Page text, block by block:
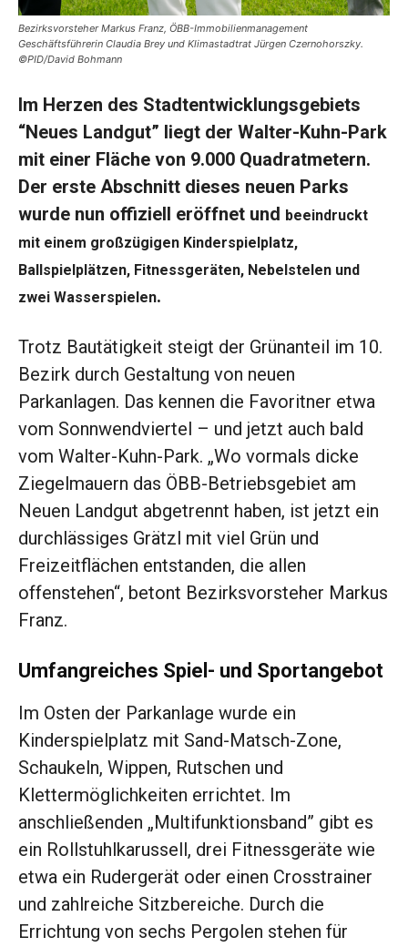
Bezirksvorsteher Markus Franz, ÖBB-Immobilienmanagement
Geschäftsführerin Claudia Brey und Klimastadtrat Jürgen Czernohorszky.
©PID/David Bohmann
Im Herzen des Stadtentwicklungsgebiets
“Neues Landgut” liegt der Walter-Kuhn-Park
mit einer Fläche von 9.000 Quadratmetern.
Der erste Abschnitt dieses neuen Parks
wurde nun offiziell eröffnet und beeindruckt
mit einem großzügigen Kinderspielplatz,
Ballspielplätzen, Fitnessgeräten, Nebelstelen und
zwei Wasserspielen.
Trotz Bautätigkeit steigt der Grünanteil im 10.
Bezirk durch Gestaltung von neuen
Parkanlagen. Das kennen die Favoritner etwa
vom Sonnwendviertel – und jetzt auch bald
vom Walter-Kuhn-Park. „Wo vormals dicke
Ziegelmauern das ÖBB-Betriebsgebiet am
Neuen Landgut abgetrennt haben, ist jetzt ein
durchlässiges Grätzl mit viel Grün und
Freizeitflächen entstanden, die allen
offenstehen“, betont Bezirksvorsteher Markus
Franz.
Umfangreiches Spiel- und Sportangebot
Im Osten der Parkanlage wurde ein
Kinderspielplatz mit Sand-Matsch-Zone,
Schaukeln, Wippen, Rutschen und
Klettermöglichkeiten errichtet. Im
anschließenden „Multifunktionsband” gibt es
ein Rollstuhlkarussell, drei Fitnessgeräte wie
etwa ein Rudergerät oder einen Crosstrainer
und zahlreiche Sitzbereiche. Durch die
Errichtung von sechs Pergolen stehen für